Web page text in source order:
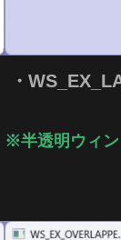
・
※半透明ウィン